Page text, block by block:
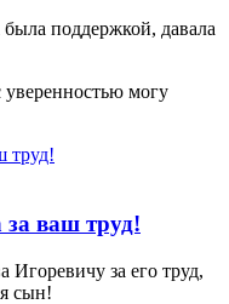
поддержкой, давала
могу
ваш труд!
Игоревичу за его труд,
сын!